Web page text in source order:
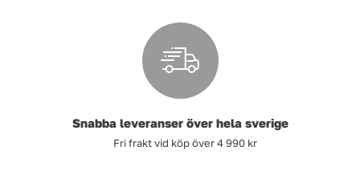
Snabba leveranser över hela sverige
Fri frakt vid köp över 4 990 kr